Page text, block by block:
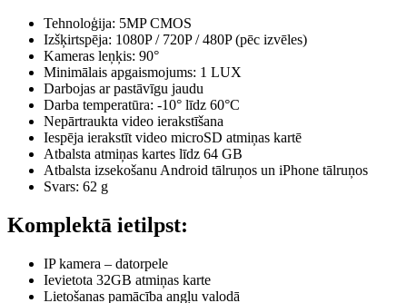
Tehnoloģija: 5MP CMOS
Izšķirtspēja: 1080P / 720P / 480P (pēc izvēles)
Kameras leņķis: 90°
Minimālais apgaismojums: 1 LUX
Darbojas ar pastāvīgu jaudu
Darba temperatūra: -10° līdz 60°C
Nepārtraukta video ierakstīšana
Iespēja ierakstīt video microSD atmiņas kartē
Atbalsta atmiņas kartes līdz 64 GB
Atbalsta izsekošanu Android tālruņos un iPhone tālruņos
Svars: 62 g
Komplektā ietilpst:
IP kamera – datorpele
Ievietota 32GB atmiņas karte
Lietošanas pamācība angļu valodā